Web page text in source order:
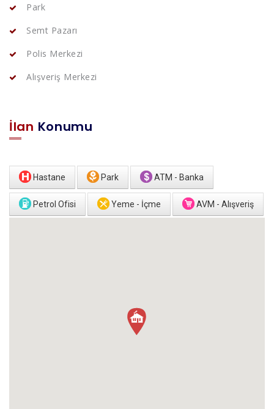
Park
Semt Pazarı
Polis Merkezi
Alışveriş Merkezi
İlan Konumu
Hastane Park ATM - Banka
Petrol Ofisi Yeme - İçme AVM - Alışveriş